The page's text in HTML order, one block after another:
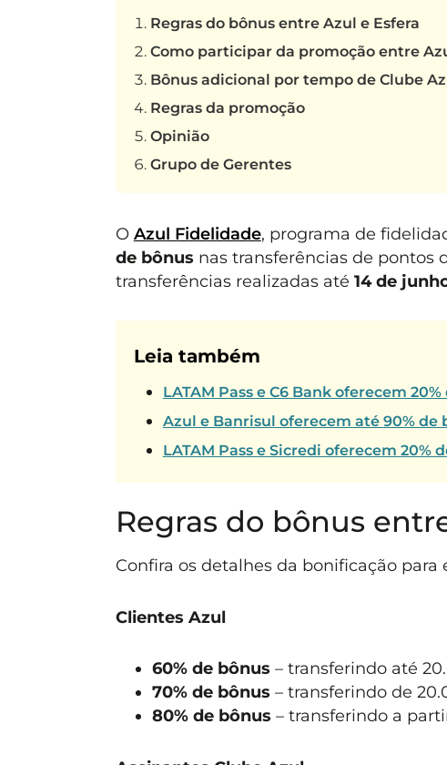
Regras do bônus entre Azul e Esfera
Como participar da promoção entre
Bônus adicional por tempo de Clube
Regras da promoção
Opinião
Grupo de Gerentes
O Azul Fidelidade, programa de
de bônus nas transferências de pontos
transferências realizadas até 14 de
Leia também
LATAM Pass e C6 Bank oferecem
Azul e Banrisul oferecem até 90% de
LATAM Pass e Sicredi oferecem 20%
Regras do bônus
Confira os detalhes da bonificação para
Clientes Azul
60% de bônus – transferindo até
70% de bônus – transferindo de
80% de bônus – transferindo a